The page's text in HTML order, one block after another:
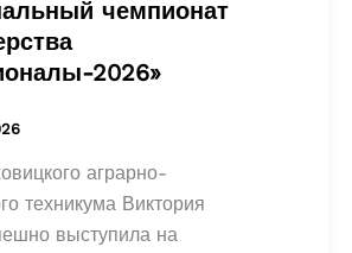
чемпионат
2026»
аграрно-
техникума Виктория
выступила на